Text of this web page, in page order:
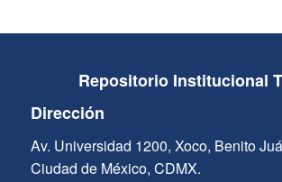
Repositorio Institucional
Dirección
Av. Universidad 1200, Xoco, Benito
Ciudad de México, CDMX.